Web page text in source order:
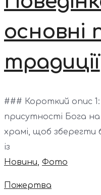
основні
традиції
### Короткий опис
присутності Бога на
храмі, щоб зберегти
із
Новини, Фото
Пожертва